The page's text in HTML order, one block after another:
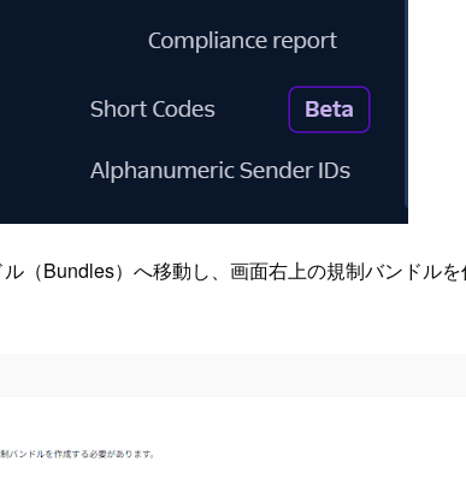
（Bundles）へ移動し、画面右上の規制バンドル